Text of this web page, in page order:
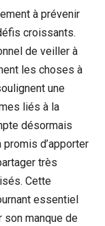
à prévenir
croissants.
de veiller à
les choses à
une
liés à la
désormais
promis d’apporter
très
Cette
essentiel
son manque de